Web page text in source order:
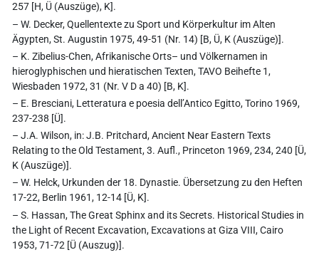
257 [H, Ü (Auszüge), K].
– W. Decker, Quellentexte zu Sport und Körperkultur im Alten
Ägypten, St. Augustin 1975, 49-51 (Nr. 14) [B, Ü, K (Auszüge)].
– K. Zibelius-Chen, Afrikanische Orts– und Völkernamen in
hieroglyphischen und hieratischen Texten, TAVO Beihefte 1,
Wiesbaden 1972, 31 (Nr. V D a 40) [B, K].
– E. Bresciani, Letteratura e poesia dell’Antico Egitto, Torino 1969,
237-238 [Ü].
– J.A. Wilson, in: J.B. Pritchard, Ancient Near Eastern Texts
Relating to the Old Testament, 3. Aufl., Princeton 1969, 234, 240 [Ü,
K (Auszüge)].
– W. Helck, Urkunden der 18. Dynastie. Übersetzung zu den Heften
17-22, Berlin 1961, 12-14 [Ü, K].
– S. Hassan, The Great Sphinx and its Secrets. Historical Studies in
the Light of Recent Excavation, Excavations at Giza VIII, Cairo
1953, 71-72 [Ü (Auszug)].